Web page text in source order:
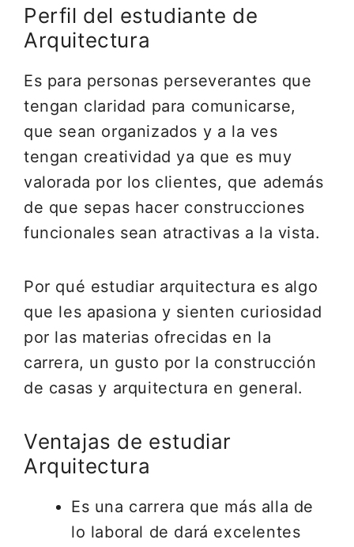
Perfil del estudiante de
Arquitectura
Es para personas perseverantes que
tengan claridad para comunicarse,
que sean organizados y a la ves
tengan creatividad ya que es muy
valorada por los clientes, que además
de que sepas hacer construcciones
funcionales sean atractivas a la vista.
Por qué estudiar arquitectura es algo
que les apasiona y sienten curiosidad
por las materias ofrecidas en la
carrera, un gusto por la construcción
de casas y arquitectura en general.
Ventajas de estudiar
Arquitectura
Es una carrera que más alla de
lo laboral de dará excelentes